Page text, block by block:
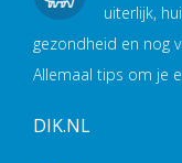
uiterlijk,
gezondheid en nog
Allemaal tips om je
DIK.NL